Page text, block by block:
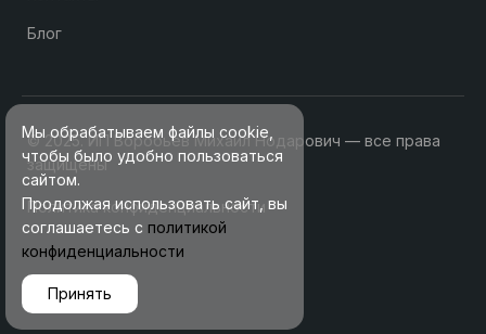
Блог
© 2025. ИП Воробьев Михаил Нодарович — все права
защищены
Политика конфиденциальности
Мы обрабатываем файлы cookie,
чтобы было удобно пользоваться
сайтом.
Продолжая использовать сайт, вы
соглашаетесь с политикой
конфиденциальности
Принять